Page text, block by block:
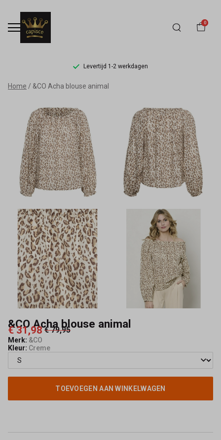
0
Levertijd 1-2 werkdagen
&CO
Acha
blouse
animal
Capisce
Mode
Home &CO Acha blouse animal
&CO Acha blouse animal
€ 31,98 € 79,95
Merk: &CO
Kleur: Creme
TOEVOEGEN AAN WINKELWAGEN